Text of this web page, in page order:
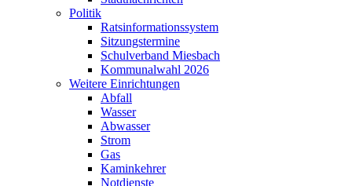
Politik
Ratsinformationssystem
Sitzungstermine
Schulverband Miesbach
Kommunalwahl 2026
Weitere Einrichtungen
Abfall
Wasser
Abwasser
Strom
Gas
Kaminkehrer
Notdienste